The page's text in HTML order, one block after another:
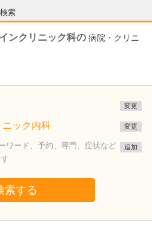
索
ンクリニック科の 病院・クリニ
変更
ック内科 変更
ワード、予約、専門、症状など
追加
索する